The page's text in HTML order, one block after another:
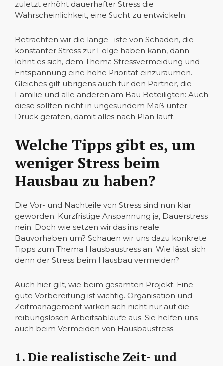
zuletzt erhöht dauerhafter Stress die
Wahrscheinlichkeit, eine Sucht zu entwickeln.
Betrachten wir die lange Liste von Schäden, die
konstanter Stress zur Folge haben kann, dann
lohnt es sich, dem Thema Stressvermeidung und
Entspannung eine hohe Priorität einzuräumen.
Gleiches gilt übrigens auch für den Partner, die
Familie und alle anderen am Bau Beteiligten: Auch
diese sollten nicht in ungesundem Maß unter
Druck geraten, damit alles nach Plan läuft.
Welche Tipps gibt es, um
weniger Stress beim
Hausbau zu haben?
Die Vor- und Nachteile von Stress sind nun klar
geworden. Kurzfristige Anspannung ja, Dauerstress
nein. Doch wie setzen wir das ins reale
Bauvorhaben um? Schauen wir uns dazu konkrete
Tipps zum Thema Hausbaustress an. Wie lässt sich
denn der Stress beim Hausbau vermeiden?
Auch hier gilt, wie beim gesamten Projekt: Eine
gute Vorbereitung ist wichtig. Organisation und
Zeitmanagement wirken sich nicht nur auf die
reibungslosen Arbeitsabläufe aus. Sie helfen uns
auch beim Vermeiden von Hausbaustress.
1. Die realistische Zeit- und